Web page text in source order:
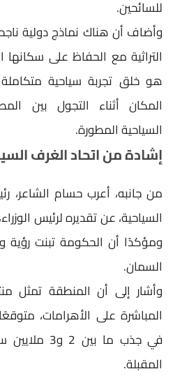
للسائحين.
وأضاف أن هناك نماذج دولية
التراثية مع الحفاظ على
هو خلق تجربة سياحية متكاملة
المكان أثناء التجول بين
السياحية المطورة.
إشادة من اتحاد الغرف
من جانبه، أعرب حسام الشاعر،
السياحية، عن تقديره لرئيس
ومؤكدًا أن الحكومة تبنت رؤية
السمان.
وأشار إلى أن المنطقة تمثل
المباشرة على الأهرامات،
في جذب ما
المقبلة.